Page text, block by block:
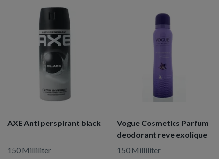
AXE Anti perspirant black
150 Milliliter
Vogue Cosmetics Parfum
deodorant reve exolique
150 Milliliter